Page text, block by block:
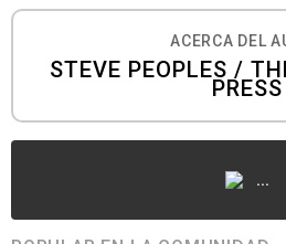
ACERCA DEL
STEVE PEOPLES /
PRESS
...